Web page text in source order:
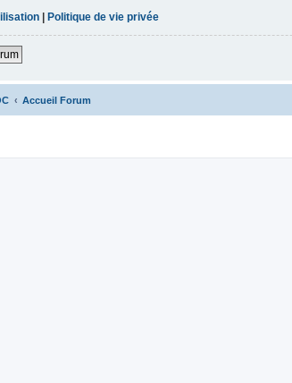
Politique de vie privée
Accueil Forum